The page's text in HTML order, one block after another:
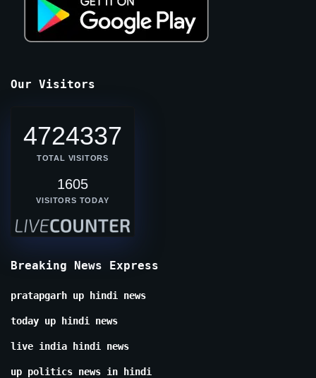
Our Visitors
4724337
TOTAL VISITORS
1605
VISITORS TODAY
Breaking News Express
pratapgarh up hindi news
today up hindi news
live india hindi news
up politics news in hindi